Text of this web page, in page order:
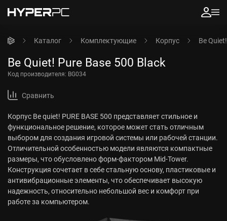
Каталог Комплектующие Корпус Be
Be Quiet! Pure Base 500 Black
Код производителя: BG034
Сравнить
Корпус Be quiet! PURE BASE 500 представляет стильное и
функциональное решение, которое может стать отличным
выбором для создания игровой системы или рабочей станции.
Отличительной особенностью модели являются компактные
размеры, что обусловлено форм-фактором Mid-Tower.
Конструкция сочетает в себе стальную основу, пластиковые и
антивибрационные элементы, что обеспечивает высокую
надежность, относительно небольшой вес и комфорт при
работе за компьютером.